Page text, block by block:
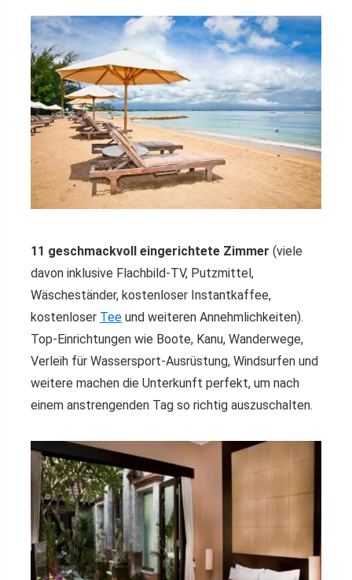
11 geschmackvoll eingerichtete Zimmer (viele
davon inklusive Flachbild-TV, Putzmittel,
Wäscheständer, kostenloser Instantkaffee,
kostenloser Tee und weiteren Annehmlichkeiten).
Top-Einrichtungen wie Boote, Kanu, Wanderwege,
Verleih für Wassersport-Ausrüstung, Windsurfen und
weitere machen die Unterkunft perfekt, um nach
einem anstrengenden Tag so richtig auszuschalten.